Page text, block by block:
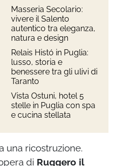
Masseria Secolario:
vivere il Salento
autentico tra eleganza,
natura e design
Relais Histó in Puglia:
lusso, storia e
benessere tra gli ulivi di
Taranto
Vista Ostuni, hotel 5
stelle in Puglia con spa
e cucina stellata
una ricostruzione.
di Ruggero il